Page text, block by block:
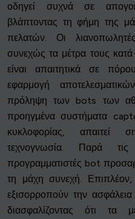
οδηγεί συχνά σε
βλάπτοντας τη φήμη της
πελατών. Οι
συνεχώς τα μέτρα τους
είναι απαιτητικά σε
εφαρμογή
πρόληψη των bots των
προηγμένα συστήματα
κυκλοφορίας, απαιτεί
τεχνογνωσία. Παρά
προγραμματιστές bot
τη μάχη συνεχή.
εξισορροπούν την
διασφαλίζοντας ότι